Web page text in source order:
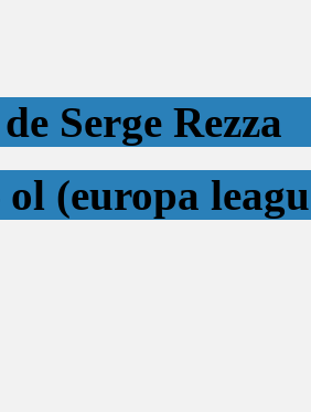
Serge Rezza
(europa